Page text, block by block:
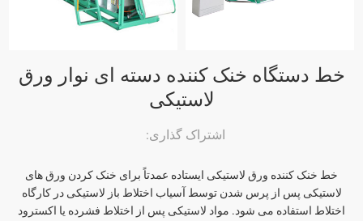
خط دستگاه خنک کننده دسته ای نوار ورق
لاستیکی
اشتراک گذاری:
خط خنک کننده ورق لاستیکی ایستاده عمدتاً برای خنک کردن ورق های
لاستیکی پس از پرس شدن توسط آسیاب اختلاط باز لاستیکی در کارگاه
اختلاط استفاده می شود. مواد لاستیکی پس از اختلاط فشرده یا اکسترود